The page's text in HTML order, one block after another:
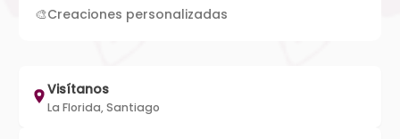
🎨Creaciones personalizadas
Visítanos
La Florida, Santiago